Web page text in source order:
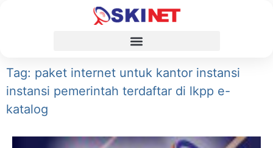
Tag: paket internet untuk kantor instansi
instansi pemerintah terdaftar di lkpp e-
katalog